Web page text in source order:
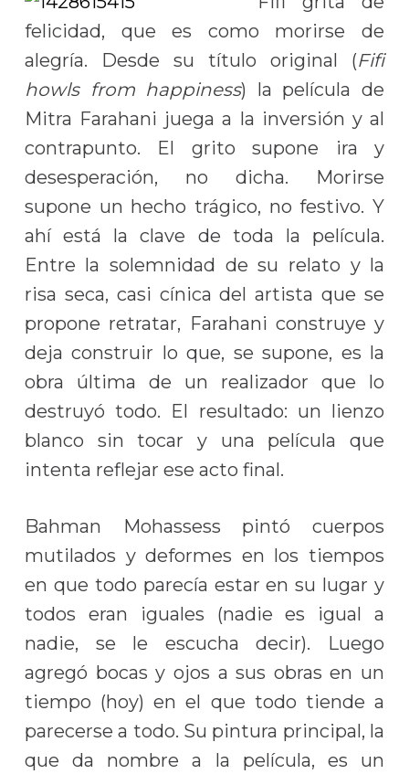
felicidad, que es como morirse de
alegría. Desde su título original (Fifi
howls from happiness) la película de
Mitra Farahani juega a la inversión y al
contrapunto. El grito supone ira y
desesperación, no dicha. Morirse
supone un hecho trágico, no festivo. Y
ahí está la clave de toda la película.
Entre la solemnidad de su relato y la
risa seca, casi cínica del artista que se
propone retratar, Farahani construye y
deja construir lo que, se supone, es la
obra última de un realizador que lo
destruyó todo. El resultado: un lienzo
blanco sin tocar y una película que
intenta reflejar ese acto final.
Bahman Mohassess pintó cuerpos
mutilados y deformes en los tiempos
en que todo parecía estar en su lugar y
todos eran iguales (nadie es igual a
nadie, se le escucha decir). Luego
agregó bocas y ojos a sus obras en un
tiempo (hoy) en el que todo tiende a
parecerse a todo. Su pintura principal, la
que da nombre a la película, es un